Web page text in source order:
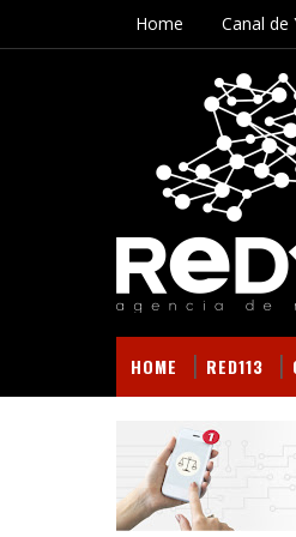
Home Canal de
HOME RED113